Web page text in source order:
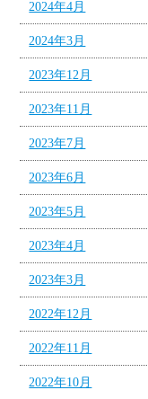
2024年4月
2024年3月
2023年12月
2023年11月
2023年7月
2023年6月
2023年5月
2023年4月
2023年3月
2022年12月
2022年11月
2022年10月